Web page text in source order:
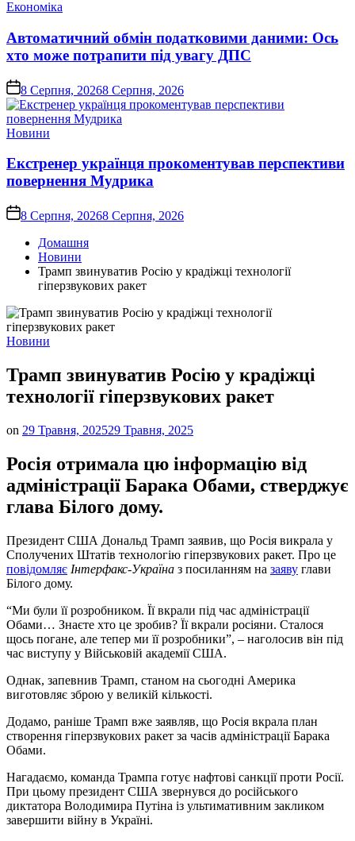
Опублікувати
Економіка
Автоматичний обмін податковими даними: Ось
хто може потрапити під увагу ДПС
on8 Серпня, 20268 Серпня, 2026
Опублікувати
Новини
Екстренер українця прокоментував перспективи
повернення Мудрика
on8 Серпня, 20268 Серпня, 2026
Домашня
Новини
Трамп звинуватив Росію у крадіжці технології
гіперзвукових ракет
Опублікувати
Новини
Трамп звинуватив Росію у крадіжці
технології гіперзвукових ракет
on 29 Травня, 202529 Травня, 2025
Росія отримала цю інформацію від
адміністрації Барака Обами, стверджує
глава Білого дому.
Президент США Дональд Трамп заявив, що Росія викрала у
Сполучених Штатів технологію гіперзвукових ракет. Про це
повідомляє Інтерфакс-Україна з посиланням на заяву глави
Білого дому.
“Ми були її розробником. Її вкрали під час адміністрації
Обами… Знаєте хто це зробив? Її вкрали росіяни. Сталося
щось погане, але тепер ми її розробники”, – наголосив він під
час виступу у Військовій академії США.
Однак, запевнив Трамп, станом на сьогодні Америка
виготовляє зброю у великій кількості.
Додамо, раніше Трамп вже заявляв, що Росія вкрала план
створення гіперзвукових ракет за часів адміністрації Барака
Обами.
Нагадаємо, команда Трампа готує нафтові санкції проти Росії.
При цьому президент США звернувся до російського
диктатора Володимира Путіна із ультимативним закликом
завершити війну в Україні.